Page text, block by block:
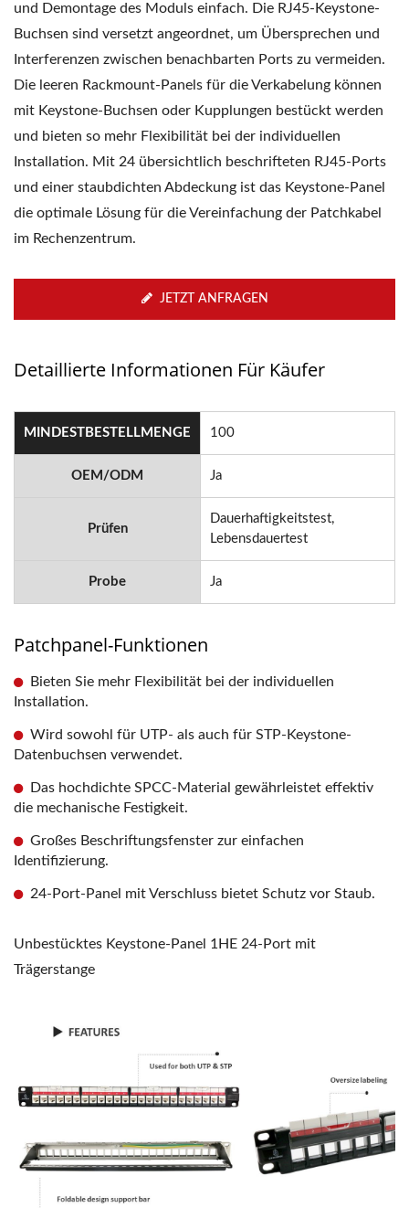
und Demontage des Moduls einfach. Die RJ45-Keystone-
Buchsen sind versetzt angeordnet, um Übersprechen und
Interferenzen zwischen benachbarten Ports zu vermeiden.
Die leeren Rackmount-Panels für die Verkabelung können
mit Keystone-Buchsen oder Kupplungen bestückt werden
und bieten so mehr Flexibilität bei der individuellen
Installation. Mit 24 übersichtlich beschrifteten RJ45-Ports
und einer staubdichten Abdeckung ist das Keystone-Panel
die optimale Lösung für die Vereinfachung der Patchkabel
im Rechenzentrum.
JETZT ANFRAGEN
Detaillierte Informationen Für Käufer
MINDESTBESTELLMENGE 100
OEM/ODM Ja
Prüfen
Dauerhaftigkeitstest,
Lebensdauertest
Probe Ja
Patchpanel-Funktionen
Bieten Sie mehr Flexibilität bei der individuellen
Installation.
Wird sowohl für UTP- als auch für STP-Keystone-
Datenbuchsen verwendet.
Das hochdichte SPCC-Material gewährleistet effektiv
die mechanische Festigkeit.
Großes Beschriftungsfenster zur einfachen
Identifizierung.
24-Port-Panel mit Verschluss bietet Schutz vor Staub.
Unbestücktes Keystone-Panel 1HE 24-Port mit
Trägerstange